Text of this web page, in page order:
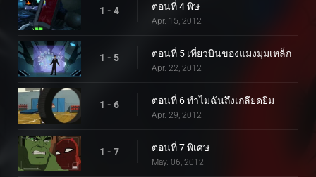
1 - 4 ตอนที่ 4 พิษ
Apr. 15, 2012
1 - 5 ตอนที่ 5 เที่ยวบินของแมงมุมเหล็ก
Apr. 22, 2012
1 - 6 ตอนที่ 6 ทำไมฉันถึงเกลียดยิม
Apr. 29, 2012
1 - 7 ตอนที่ 7 พิเศษ
May. 06, 2012